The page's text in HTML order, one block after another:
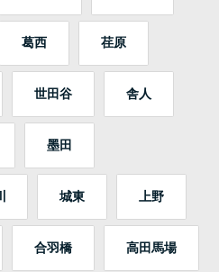
葛西 荏原
世田谷 舎人
墨田
城東 上野
合羽橋 高田馬場